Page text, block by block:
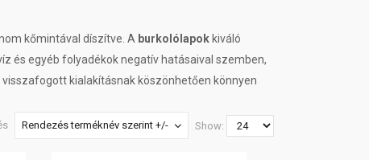
kőmintával díszítve. A burkolólapok kiváló
és egyéb folyadékok negatív hatásaival szemben,
visszafogott kialakításnak köszönhetően könnyen
Rendezés terméknév szerint +/- Show: